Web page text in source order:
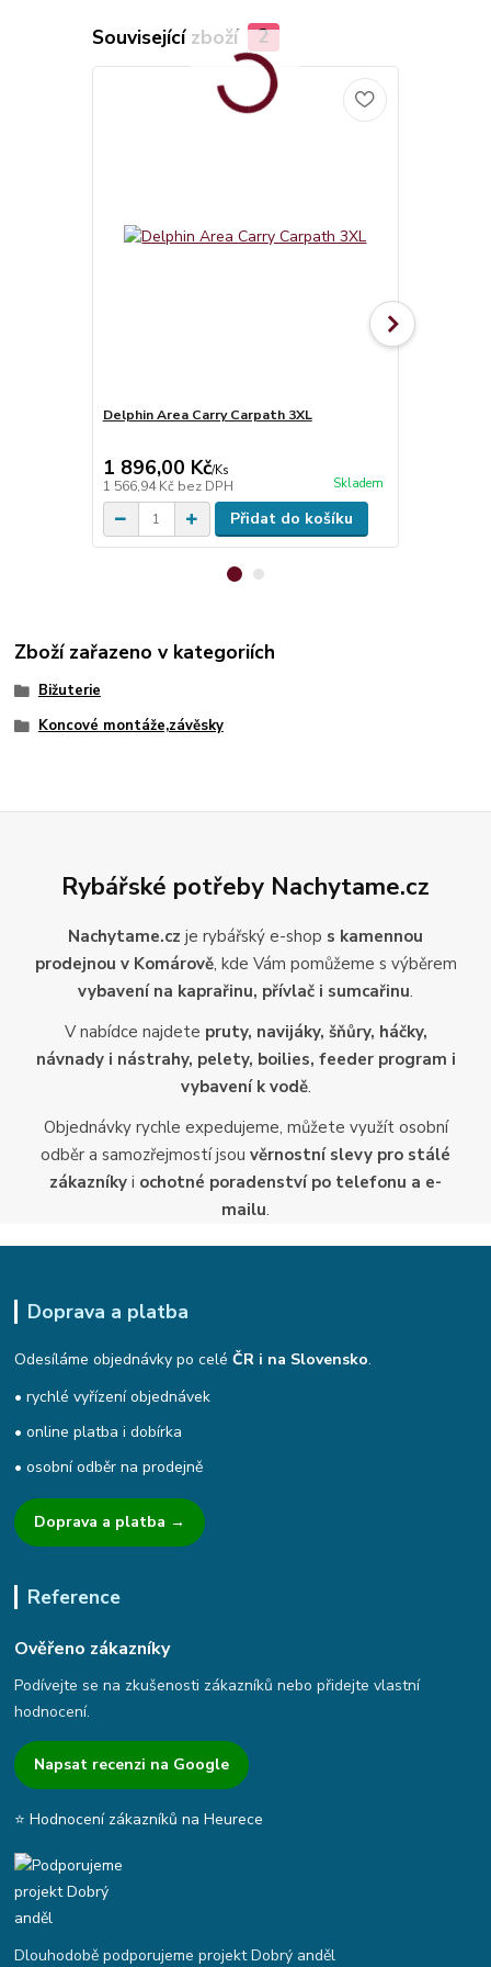
Související zboží 2
Delphin Area Carry Carpath 3XL
1 896,00 Kč/Ks
1 566,94 Kč bez DPH Skladem
Přidat do košíku
Zboží zařazeno v kategoriích
Bižuterie
Koncové montáže,závěsky
Rybářské potřeby Nachytame.cz
Nachytame.cz je rybářský e-shop s kamennou
prodejnou v Komárově, kde Vám pomůžeme s výběrem
vybavení na kaprařinu, přívlač i sumcařinu.
V nabídce najdete pruty, navijáky, šňůry, háčky,
návnady i nástrahy, pelety, boilies, feeder program i
vybavení k vodě.
Objednávky rychle expedujeme, můžete využít osobní
odběr a samozřejmostí jsou věrnostní slevy pro stálé
zákazníky i ochotné poradenství po telefonu a e-
mailu.
Doprava a platba
Odesíláme objednávky po celéČR i na Slovensko.
• rychlé vyřízení objednávek
• online platba i dobírka
• osobní odběr na prodejně
Doprava a platba →
Reference
Ověřeno zákazníky
Podívejte se na zkušenosti zákazníků nebo přidejte vlastní
hodnocení.
Napsat recenzi na Google
⭐ Hodnocení zákazníků na Heurece
Dlouhodobě podporujeme projekt Dobrý anděl